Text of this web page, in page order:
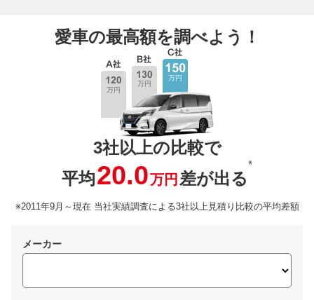
愛車の最高額を調べよう！
3社以上の比較で
平均20.0万円 差が出る
※
※2011年9月～現在 当社実績調査による3社以上見積り比較の平均差額
メーカー